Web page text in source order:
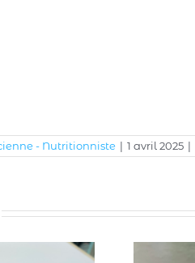
- Nutritionniste | 1 avril 2025 |